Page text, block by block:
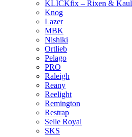
KLICKfix – Rixen & Kaul
Knog
Lazer
MBK
Nishiki
Ortlieb
Pelago
PRO
Raleigh
Reany
Reelight
Remington
Restrap
Selle Royal
SKS